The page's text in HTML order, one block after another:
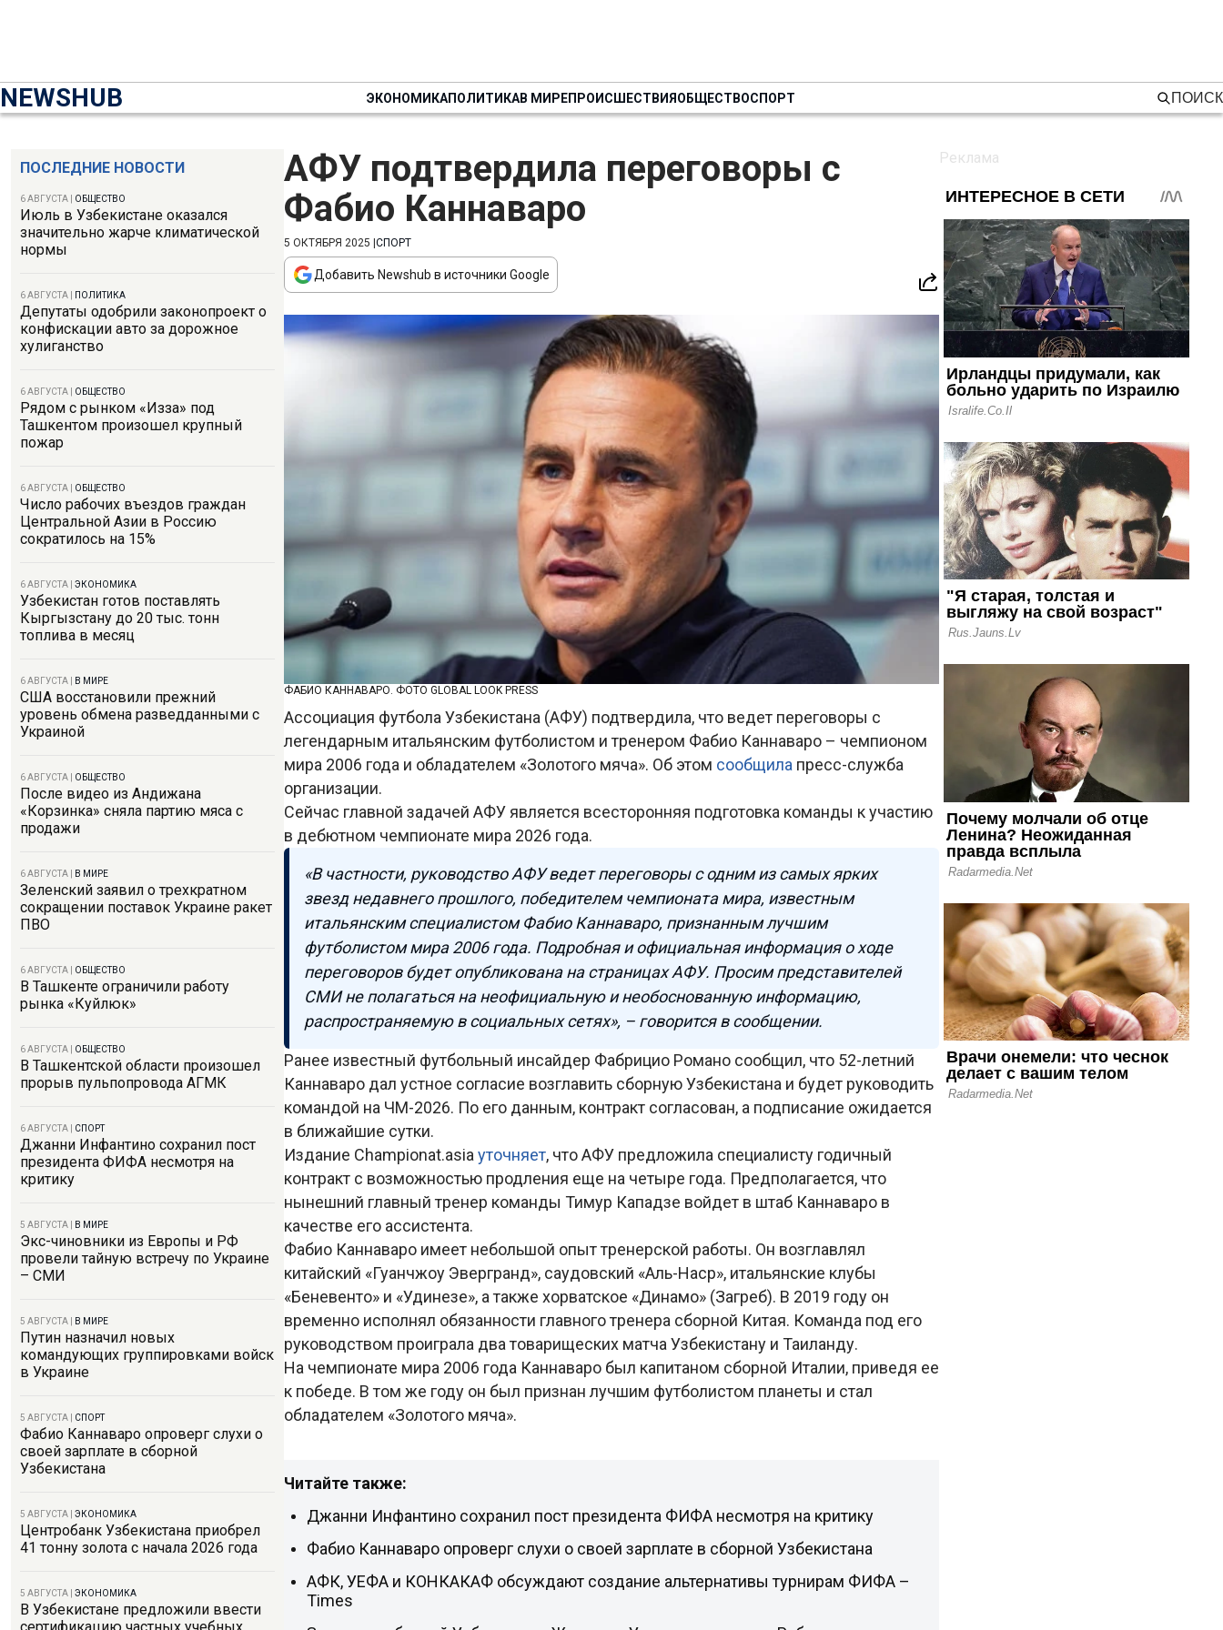
NEWSHUB ЭКОНОМИКАПОЛИТИКАВ МИРЕПРОИСШЕСТВИЯОБЩЕСТВОСПОРТ ПОИСК
ПОСЛЕДНИЕ НОВОСТИ
6 АВГУСТА ОБЩЕСТВО
Июль в Узбекистане оказался
значительно жарче климатической
нормы
6 АВГУСТА ПОЛИТИКА
Депутаты одобрили законопроект о
конфискации авто за дорожное
хулиганство
6 АВГУСТА ОБЩЕСТВО
Рядом с рынком «Изза» под
Ташкентом произошел крупный
пожар
6 АВГУСТА ОБЩЕСТВО
Число рабочих въездов граждан
Центральной Азии в Россию
сократилось на 15%
6 АВГУСТА ЭКОНОМИКА
Узбекистан готов поставлять
Кыргызстану до 20 тыс. тонн
топлива в месяц
6 АВГУСТА В МИРЕ
США восстановили прежний
уровень обмена разведданными с
Украиной
6 АВГУСТА ОБЩЕСТВО
После видео из Андижана
«Корзинка» сняла партию мяса с
продажи
6 АВГУСТА В МИРЕ
Зеленский заявил о трехкратном
сокращении поставок Украине ракет
ПВО
6 АВГУСТА ОБЩЕСТВО
В Ташкенте ограничили работу
рынка «Куйлюк»
6 АВГУСТА ОБЩЕСТВО
В Ташкентской области произошел
прорыв пульпопровода АГМК
6 АВГУСТА СПОРТ
Джанни Инфантино сохранил пост
президента ФИФА несмотря на
критику
5 АВГУСТА В МИРЕ
Экс-чиновники из Европы и РФ
провели тайную встречу по Украине
– СМИ
5 АВГУСТА В МИРЕ
Путин назначил новых
командующих группировками войск
в Украине
5 АВГУСТА СПОРТ
Фабио Каннаваро опроверг слухи о
своей зарплате в сборной
Узбекистана
5 АВГУСТА ЭКОНОМИКА
Центробанк Узбекистана приобрел
41 тонну золота с начала 2026 года
5 АВГУСТА ЭКОНОМИКА
В Узбекистане предложили ввести
АФУ подтвердила переговоры с
Фабио Каннаваро
5 ОКТЯБРЯ 2025 СПОРТ
Добавить Newshub в источники Google
ФАБИО КАННАВАРО. ФОТО GLOBAL LOOK PRESS
Ассоциация футбола Узбекистана (АФУ) подтвердила, что ведет переговоры с
легендарным итальянским футболистом и тренером Фабио Каннаваро – чемпионом
мира 2006 года и обладателем «Золотого мяча». Об этом сообщила пресс-служба
организации.
Сейчас главной задачей АФУ является всесторонняя подготовка команды к участию
в дебютном чемпионате мира 2026 года.
«В частности, руководство АФУ ведет переговоры с одним из самых ярких
звезд недавнего прошлого, победителем чемпионата мира, известным
итальянским специалистом Фабио Каннаваро, признанным лучшим
футболистом мира 2006 года. Подробная и официальная информация о ходе
переговоров будет опубликована на страницах АФУ. Просим представителей
СМИ не полагаться на неофициальную и необоснованную информацию,
распространяемую в социальных сетях», – говорится в сообщении.
Ранее известный футбольный инсайдер Фабрицио Романо сообщил, что 52-летний
Каннаваро дал устное согласие возглавить сборную Узбекистана и будет руководить
командой на ЧМ-2026. По его данным, контракт согласован, а подписание ожидается
в ближайшие сутки.
Издание Championat.asia уточняет, что АФУ предложила специалисту годичный
контракт с возможностью продления еще на четыре года. Предполагается, что
нынешний главный тренер команды Тимур Кападзе войдет в штаб Каннаваро в
качестве его ассистента.
Фабио Каннаваро имеет небольшой опыт тренерской работы. Он возглавлял
китайский «Гуанчжоу Эвергранд», саудовский «Аль-Наср», итальянские клубы
«Беневенто» и «Удинезе», а также хорватское «Динамо» (Загреб). В 2019 году он
временно исполнял обязанности главного тренера сборной Китая. Команда под его
руководством проиграла два товарищеских матча Узбекистану и Таиланду.
На чемпионате мира 2006 года Каннаваро был капитаном сборной Италии, приведя ее
к победе. В том же году он был признан лучшим футболистом планеты и стал
обладателем «Золотого мяча».
Читайте также:
Джанни Инфантино сохранил пост президента ФИФА несмотря на критику
Фабио Каннаваро опроверг слухи о своей зарплате в сборной Узбекистана
АФК, УЕФА и КОНКАКАФ обсуждают создание альтернативы турнирам ФИФА –
Times